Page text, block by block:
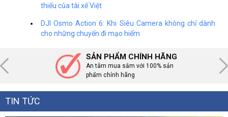
thiếu của tài xế Việt
DJI Osmo Action 6: Khi Siêu Camera không chỉ dành
cho những chuyến đi mạo hiểm
SẢN PHẨM CHÍNH HÃNG
An tâm mua sắm với 100% sản
phẩm chính hãng
TIN TỨC